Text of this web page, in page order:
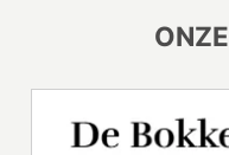
ONZE